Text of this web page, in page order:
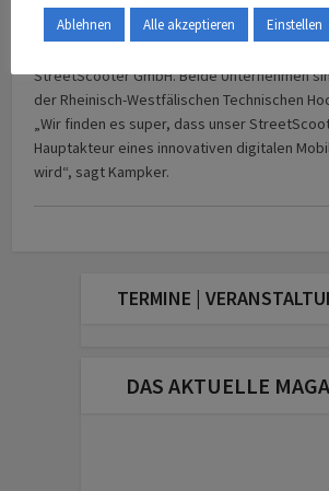
„StreetScooter und UZE Mobility passen
StreetScooter GmbH. Beide Unternehmen
der Rheinisch-Westfälischen Technischen
„Wir finden es super, dass unser
Hauptakteur eines innovativen digitalen
wird“, sagt Kampker.
TERMINE |
DAS AKTUELLE
Ablehnen Alle akzeptieren Einstellen